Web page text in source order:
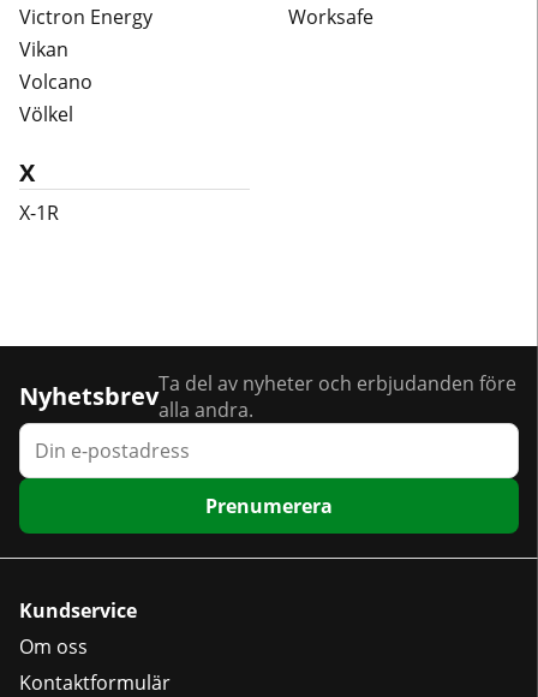
Victron Energy
Vikan
Volcano
Völkel
Worksafe
X
X-1R
NyhetsbrevTa del av nyheter och erbjudanden före
alla andra.
Prenumerera
Kundservice
Om oss
Kontaktformulär